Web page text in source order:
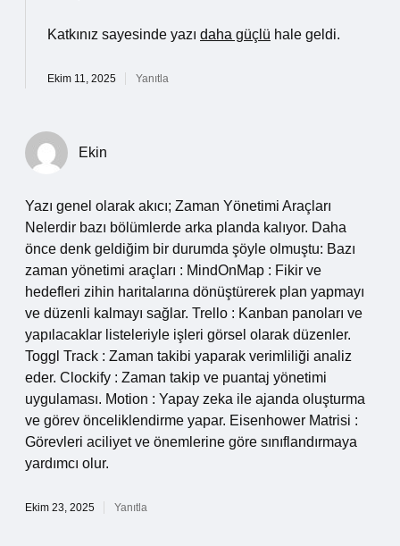
Katkınız sayesinde yazı daha güçlü hale geldi.
Ekim 11, 2025 Yanıtla
Ekin
Yazı genel olarak akıcı; Zaman Yönetimi Araçları
Nelerdir bazı bölümlerde arka planda kalıyor. Daha
önce denk geldiğim bir durumda şöyle olmuştu: Bazı
zaman yönetimi araçları : MindOnMap : Fikir ve
hedefleri zihin haritalarına dönüştürerek plan yapmayı
ve düzenli kalmayı sağlar. Trello : Kanban panoları ve
yapılacaklar listeleriyle işleri görsel olarak düzenler.
Toggl Track : Zaman takibi yaparak verimliliği analiz
eder. Clockify : Zaman takip ve puantaj yönetimi
uygulaması. Motion : Yapay zeka ile ajanda oluşturma
ve görev önceliklendirme yapar. Eisenhower Matrisi :
Görevleri aciliyet ve önemlerine göre sınıflandırmaya
yardımcı olur.
Ekim 23, 2025 Yanıtla